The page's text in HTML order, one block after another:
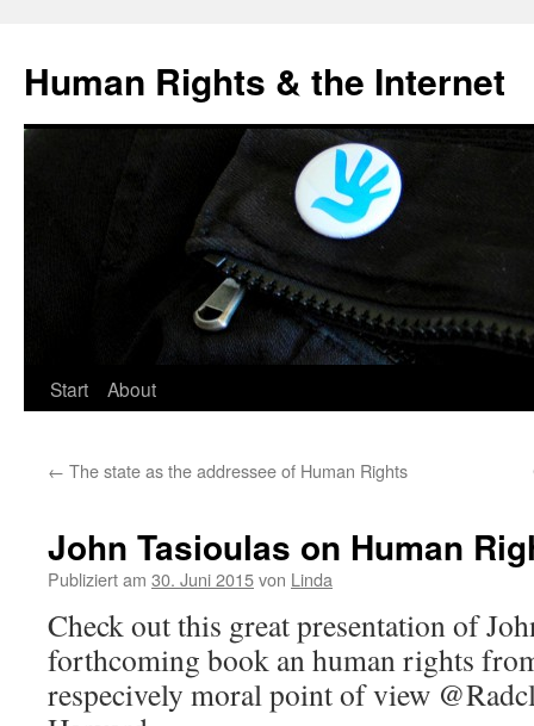
Human Rights & the Internet
Start About
← The state as the addressee of Human Rights
John Tasioulas on Human
Publiziert am 30. Juni 2015von Linda
Check out this great presentation of
forthcoming book an human rights
respecively moral point of view